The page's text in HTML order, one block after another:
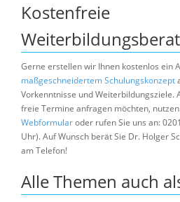
Kostenfreie
Gerne erstellen wir Ihnen kostenlos ein
maßgeschneidertem Schulungskonzept
Vorkenntnisse und Weiterbildungsziele.
freie Termine anfragen möchten,
Webformularoder rufen Sie uns an:
Uhr). Auf Wunsch berät Sie Dr. Holger
am Telefon!
Alle Themen auch